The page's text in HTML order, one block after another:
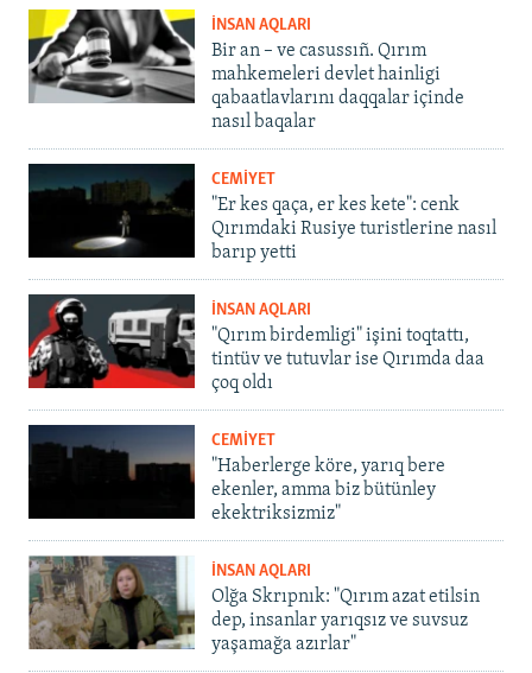
İNSAN AQLARI
Bir an – ve casussıñ. Qırım
mahkemeleri devlet hainligi
qabaatlavlarını daqqalar içinde
nasıl baqalar
CEMİYET
"Er kes qaça, er kes kete": cenk
Qırımdaki Rusiye turistlerine nasıl
barıp yetti
İNSAN AQLARI
"Qırım birdemligi" işini toqtattı,
tintüv ve tutuvlar ise Qırımda daa
çoq oldı
CEMİYET
"Haberlerge köre, yarıq bere
ekenler, amma biz bütünley
ekektriksizmiz"
İNSAN AQLARI
Olğa Skrıpnık: "Qırım azat etilsin
dep, insanlar yarıqsız ve suvsuz
yaşamağa azırlar"